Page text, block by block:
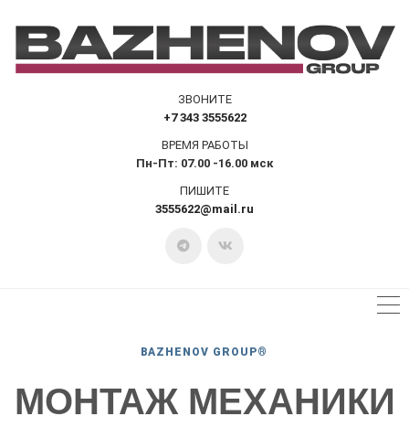
ЗВОНИТЕ
+7 343 3555622
ВРЕМЯ РАБОТЫ
Пн-Пт: 07.00 -16.00 мск
ПИШИТЕ
3555622@mail.ru
BAZHENOV GROUP®
МОНТАЖ МЕХАНИКИ